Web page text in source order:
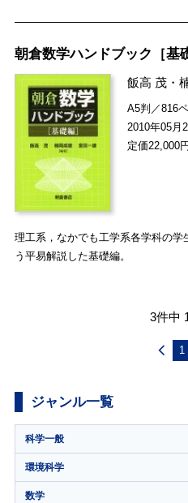
朝倉数学ハンドブック［基
飯高 茂 ・
A5判／816
2010年05月
定価22,000
理工系，なかでも工学系各学科の学
う平易解説した基礎編。
3件中
1
ジャンル一覧
科学一般
環境科学
数学